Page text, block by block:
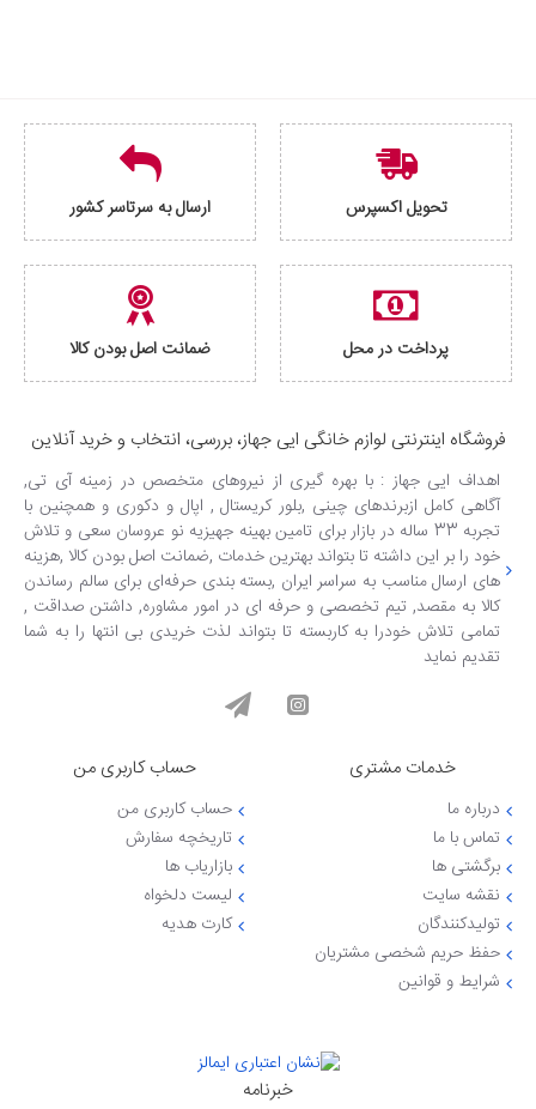
تحویل اکسپرس ارسال به سرتاسر کشور
پرداخت در محل ضمانت اصل بودن کالا
فروشگاه اینترنتی لوازم خانگی ایی جهاز، بررسی، انتخاب و خرید آنلاین
اهداف ایی جهاز : با بهره گیری از نیروهای متخصص در زمینه آی تی,
آگاهی کامل ازبرندهای چینی ,بلور کریستال , اپال و دکوری و همچنین با
تجربه 33 ساله در بازار برای تامین بهینه جهیزیه نو عروسان سعی و تلاش
خود را بر این داشته تا بتواند بهترین خدمات ,ضمانت اصل بودن کالا ,هزینه
های ارسال مناسب به سراسر ایران ,بسته بندی حرفه‌ای برای سالم رساندن
کالا به مقصد, تیم تخصصی و حرفه ای در امور مشاوره, داشتن صداقت ,
تمامی تلاش خودرا به کاربسته تا بتواند لذت خریدی بی انتها را به شما
تقدیم نماید
خدمات مشتری
درباره ما
تماس با ما
برگشتی ها
نقشه سایت
تولیدکنندگان
حفظ حریم شخصی مشتریان
شرایط و قوانین
حساب کاربری من
حساب کاربری من
تاریخچه سفارش
بازاریاب ها
لیست دلخواه
کارت هدیه
خبرنامه